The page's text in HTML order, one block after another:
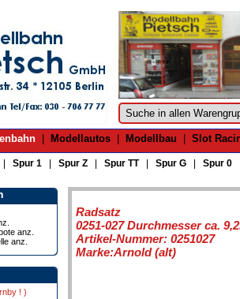
Modellautos Modellbau Slot
Spur 1 Spur Z Spur TT| Spur G Spur 0
anz.
anz.
! )
Radsatz
0251-027 Durchmesser ca.
Artikel-Nummer: 0251027
Marke:Arnold (alt)